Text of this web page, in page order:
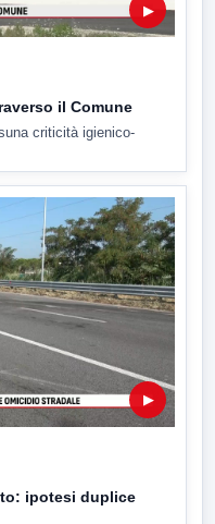
▶
il Comune
criticità igienico-
▶
ipotesi duplice